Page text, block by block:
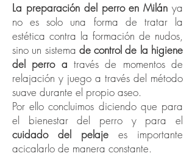
La preparación del perro en Milán ya
no es solo una forma de tratar la
estética contra la formación de nudos,
sino un sistema de control de la higiene
del perro a través de momentos de
relajación y juego a través del método
suave durante el propio aseo.
Por ello concluimos diciendo que para
el bienestar del perro y para el
cuidado del pelaje es importante
acicalarlo de manera constante.